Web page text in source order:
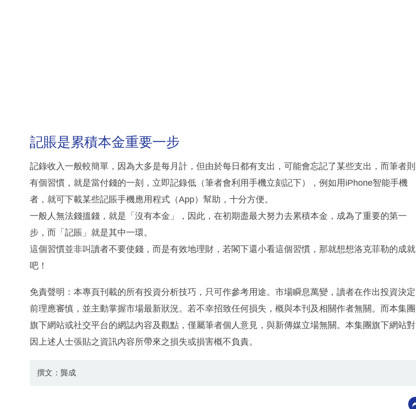
記賬是累積本金重要一步
記錄收入一般較簡單，因為大多是每月計，但由於每日都有支出，可能會忘記了某些支出，而筆者則
有個習慣，就是當付錢的一刻，立即記錄低（筆者會利用手機立刻記下），例如用iPhone智能手機
者，就可下載某些記賬手機應用程式（App）幫助，十分方便。
一般人無法錢搵錢，就是「沒有本金」，因此，在初期盡最大努力去累積本金，成為了重要的第一
步，而「記賬」就是其中一環。
這個習慣並非叫讀者不要使錢，而是有效地理財，若閣下還小看這個習慣，那就想想洛克菲勒的成就
吧！
免責聲明：本專頁刊載的所有投資分析技巧，只可作參考用途。市場瞬息萬變，讀者在作出投資決定
前理應審慎，並主動掌握市場最新狀況。若不幸招致任何損失，概與本刊及相關作者無關。而本集團
旗下網站或社交平台的網誌內容及觀點，僅屬筆者個人意見，與新傳媒立場無關。本集團旗下網站對
因上述人士張貼之資訊內容所帶來之損失或損害概不負責。
撰文：龔成